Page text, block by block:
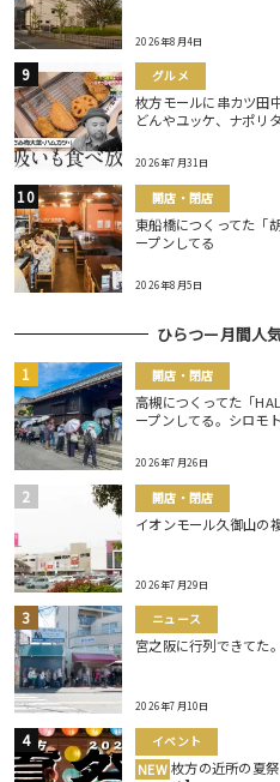
2026年8月4日
グルメ
枚方モールに串カツ田
どんやユッケ、ナポリ
2026年7月31日
開店・閉店
東船橋につくってた「
ープンしてる
2026年8月5日
ひらつー月間人
開店・閉店
高槻につくってた「
ープンしてる。シロモ
2026年7月26日
開店・閉店
イオンモール久御山の
2026年7月29日
ニュース
宮之阪に行列できてた
2026年7月10日
イベント
NEW 枚方の近所の夏